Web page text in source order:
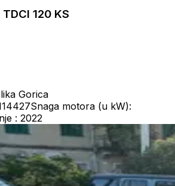
TDCI 120 KS
Gorica
Snaga motora (u kW):
: 2022